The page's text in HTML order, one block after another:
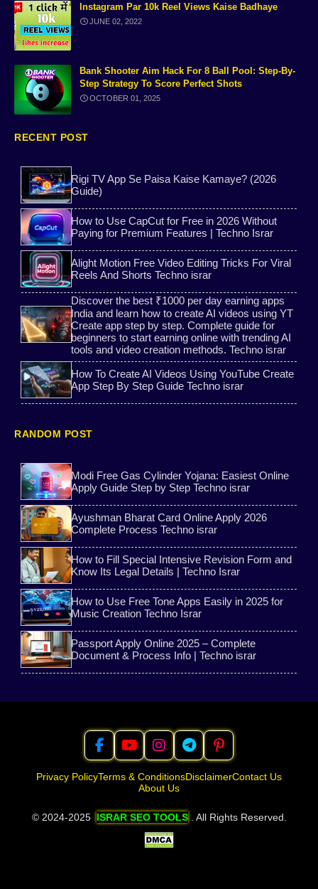
carrom pool
Alight Motion Tutorial
Bank Shooter
Ai tools
Download App Cloner
Make Money Online TextNow WhatsApp Trick
2nd phone apk PixelLab App Tutorial
Aadhaar Card Download Ayushman Bharat Yojana
WhatsApp Clone Super Fast VPN Download
AI Captions Instagram likes
website Bitaim Free Guide
Sarkari Yojana Temp number
ai speech free student scholarship 2026
OTP Hack 8 ball pool
AI earning apps YouTube App
PhotoRoom App Tutorial Instagram follower
Instagram Par 10k Reel Views Kaise Badhaye
JUNE 02, 2022
Bank Shooter Aim Hack For 8 Ball Pool: Step-By-
Step Strategy To Score Perfect Shots
OCTOBER 01, 2025
RECENT POST
Rigi TV App Se Paisa Kaise Kamaye? (2026
Guide)
How to Use CapCut for Free in 2026 Without
Paying for Premium Features | Techno Israr
Alight Motion Free Video Editing Tricks For Viral
Reels And Shorts Techno israr
Discover the best ₹1000 per day earning apps
India and learn how to create AI videos using YT
Create app step by step. Complete guide for
beginners to start earning online with trending AI
tools and video creation methods. Techno israr
How To Create AI Videos Using YouTube Create
App Step By Step Guide Techno israr
RANDOM POST
Modi Free Gas Cylinder Yojana: Easiest Online
Apply Guide Step by Step Techno israr
Ayushman Bharat Card Online Apply 2026
Complete Process Techno israr
How to Fill Special Intensive Revision Form and
Know Its Legal Details | Techno Israr
How to Use Free Tone Apps Easily in 2025 for
Music Creation Techno Israr
Passport Apply Online 2025 – Complete
Document & Process Info | Techno israr
Privacy PolicyTerms & ConditionsDisclaimerContact Us
About Us
© 2024-2025 ISRAR SEO TOOLS . All Rights Reserved.